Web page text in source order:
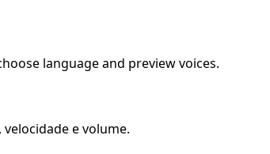
language and preview voices.
e volume.